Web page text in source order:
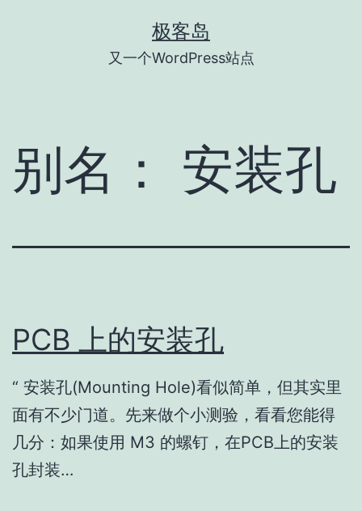
极客岛
又一个WordPress站点
别名： 安装孔
PCB 上的安装孔
“ 安装孔(Mounting Hole)看似简单，但其实里
面有不少门道。先来做个小测验，看看您能得
几分：如果使用 M3 的螺钉，在PCB上的安装
孔封装…